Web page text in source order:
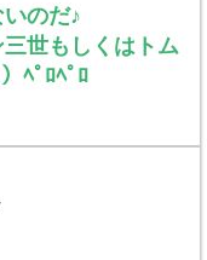
いのだ♪
世もしくはトム
ﾍﾟﾛﾍﾟﾛ